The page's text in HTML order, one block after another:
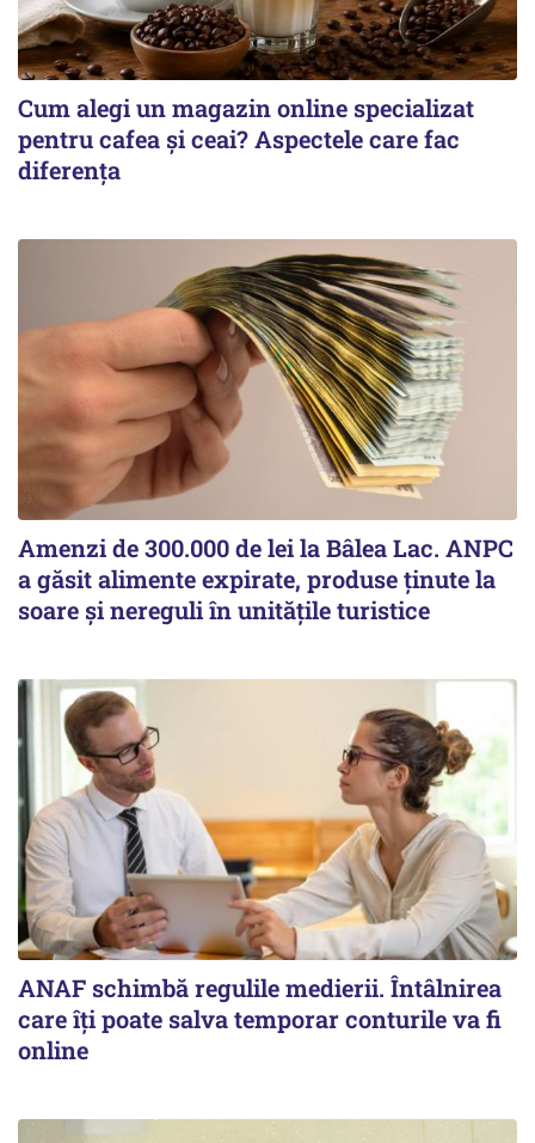
Cum alegi un magazin online specializat
pentru cafea și ceai? Aspectele care fac
diferența
Amenzi de 300.000 de lei la Bâlea Lac. ANPC
a găsit alimente expirate, produse ținute la
soare și nereguli în unitățile turistice
ANAF schimbă regulile medierii. Întâlnirea
care îți poate salva temporar conturile va fi
online